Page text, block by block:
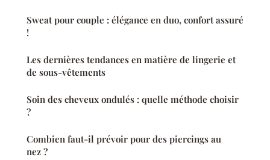
Sweat pour couple : élégance en duo, confort assuré
!
Les dernières tendances en matière de lingerie et
de sous-vêtements
Soin des cheveux ondulés : quelle méthode choisir
?
Combien faut-il prévoir pour des piercings au
nez ?